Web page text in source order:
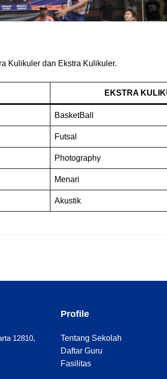
Kulikuler dan Ekstra Kulikuler.
EKSTRA
BasketBall
Futsal
Photography
Menari
Akustik
12810,
Profile
Tentang Sekolah
Daftar Guru
Fasilitas